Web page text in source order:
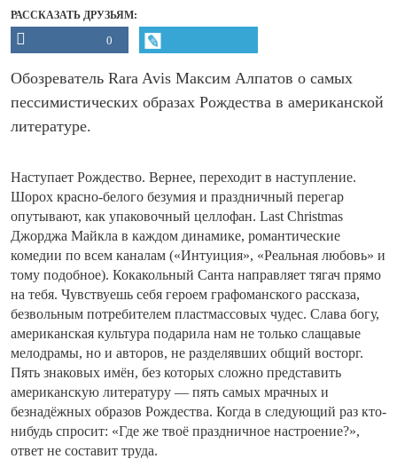
РАССКАЗАТЬ ДРУЗЬЯМ:
0
Обозреватель Rara Avis Максим Алпатов о самых
пессимистических образах Рождества в американской
литературе.
Наступает Рождество. Вернее, переходит в наступление.
Шорох красно-белого безумия и праздничный перегар
опутывают, как упаковочный целлофан. Last Christmas
Джорджа Майкла в каждом динамике, романтические
комедии по всем каналам («Интуиция», «Реальная любовь» и
тому подобное). Кокакольный Санта направляет тягач прямо
на тебя. Чувствуешь себя героем графоманского рассказа,
безвольным потребителем пластмассовых чудес. Слава богу,
американская культура подарила нам не только слащавые
мелодрамы, но и авторов, не разделявших общий восторг.
Пять знаковых имён, без которых сложно представить
американскую литературу — пять самых мрачных и
безнадёжных образов Рождества. Когда в следующий раз кто-
нибудь спросит: «Где же твоё праздничное настроение?»,
ответ не составит труда.